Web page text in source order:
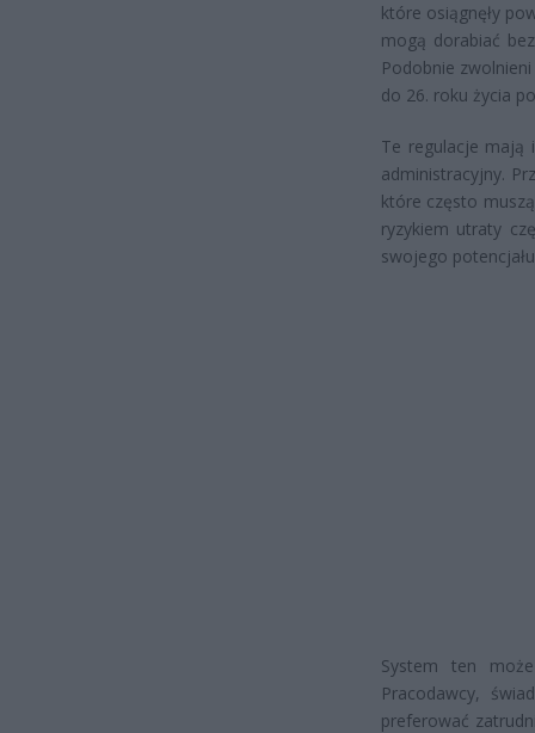
które osiągnęły
mogą dorabiać
Podobnie
do 26. roku życia
Te regulacje mają
administracyjny.
które często
ryzykiem utraty
swojego
System ten
Pracodawcy,
preferować